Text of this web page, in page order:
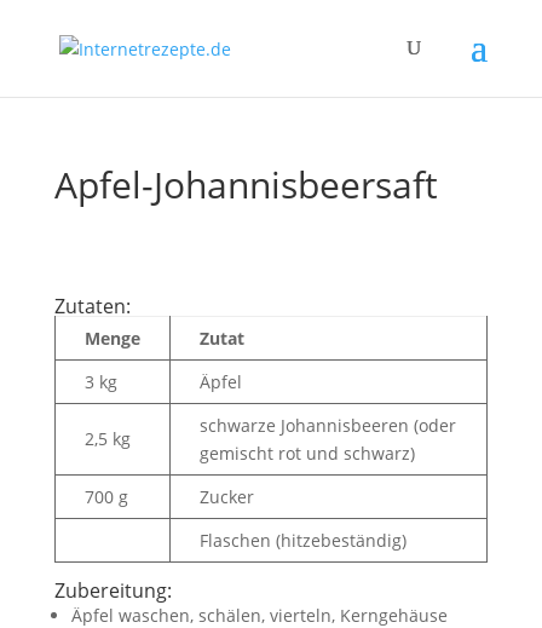
Apfel-Johannisbeersaft
Zutaten:
Menge
Zutat
3 kg
Äpfel
2,5 kg
schwarze Johannisbeeren (oder
gemischt rot und schwarz)
700 g
Zucker
Flaschen (hitzebeständig)
Zubereitung:
Äpfel waschen, schälen, vierteln, Kerngehäuse